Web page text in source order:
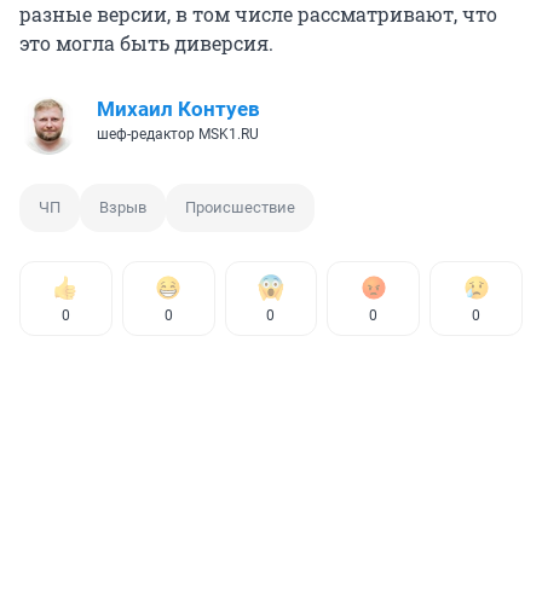
разные версии, в том числе рассматривают, что
это могла быть диверсия.
Михаил Контуев
шеф-редактор MSK1.RU
ЧП Взрыв Происшествие
0 0 0 0 0